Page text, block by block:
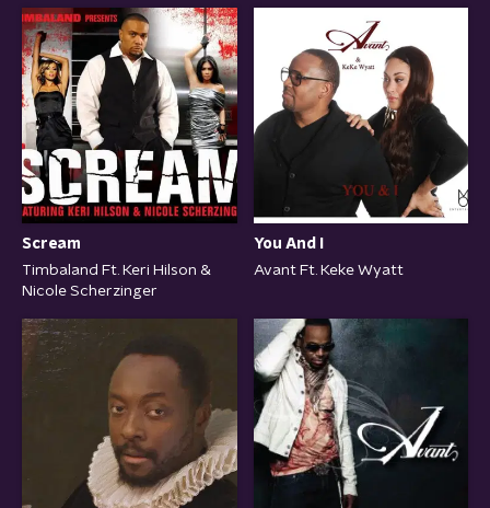
Scream
Timbaland Ft. Keri Hilson &
Nicole Scherzinger
You And I
Avant Ft. Keke Wyatt